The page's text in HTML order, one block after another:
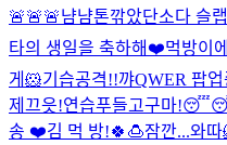
🚨🚨🚨냠냠톤깎았단소다 슬
타의 생일을 축하해❤️먹방이
게 🐹기습공격!!꺄QWER 팝
제끄읏!연습푸들고구마!
송 ❤️김 먹 방!🍀🍮잠깐...와따